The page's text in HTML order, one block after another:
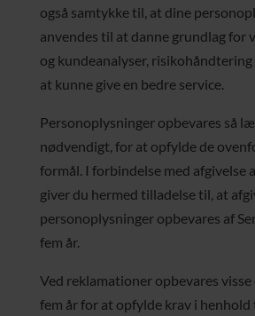
også samtykke til, at dine
anvendes til at danne grundlag for
og kundeanalyser,
at kunne give en bedre service.
Personoplysninger opbevares så
nødvendigt, for at opfylde de
formål. I forbindelse med afgivelse
giver du hermed tilladelse til, at
personoplysninger opbevares af
fem år.
Ved reklamationer opbevares
fem år for at opfylde krav i henhold